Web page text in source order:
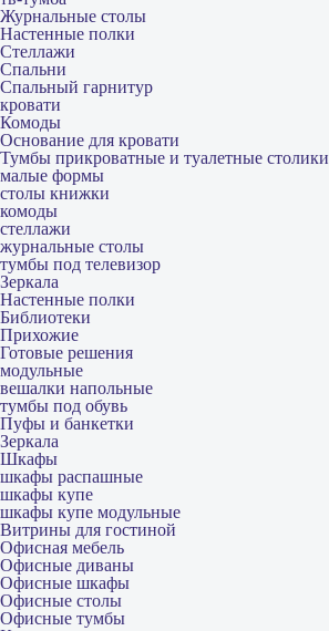
Журнальные столы
Настенные полки
Стеллажи
Спальни
Спальный гарнитур
кровати
Комоды
Основание для кровати
Тумбы прикроватные и туалетные столики
малые формы
столы книжки
комоды
стеллажи
журнальные столы
тумбы под телевизор
Зеркала
Настенные полки
Библиотеки
Прихожие
Готовые решения
модульные
вешалки напольные
тумбы под обувь
Пуфы и банкетки
Зеркала
Шкафы
шкафы распашные
шкафы купе
шкафы купе модульные
Витрины для гостиной
Офисная мебель
Офисные диваны
Офисные шкафы
Офисные столы
Офисные тумбы